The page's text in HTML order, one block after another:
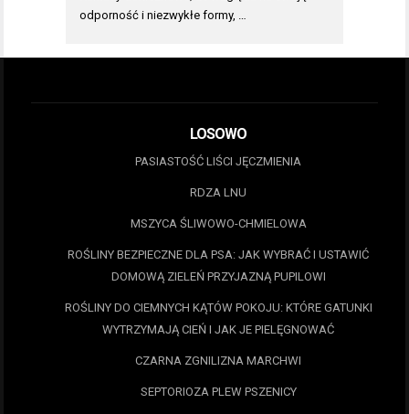
odporność i niezwykłe formy, …
LOSOWO
PASIASTOŚĆ LIŚCI JĘCZMIENIA
RDZA LNU
MSZYCA ŚLIWOWO-CHMIELOWA
ROŚLINY BEZPIECZNE DLA PSA: JAK WYBRAĆ I USTAWIĆ
DOMOWĄ ZIELEŃ PRZYJAZNĄ PUPILOWI
ROŚLINY DO CIEMNYCH KĄTÓW POKOJU: KTÓRE GATUNKI
WYTRZYMAJĄ CIEŃ I JAK JE PIELĘGNOWAĆ
CZARNA ZGNILIZNA MARCHWI
SEPTORIOZA PLEW PSZENICY